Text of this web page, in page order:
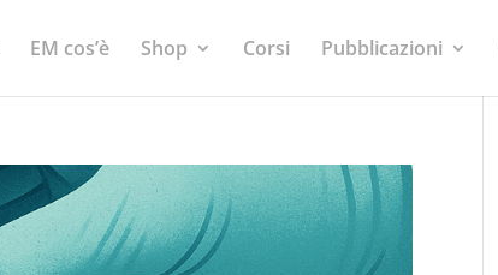
EM cos’è Shop Corsi Pubblicazioni